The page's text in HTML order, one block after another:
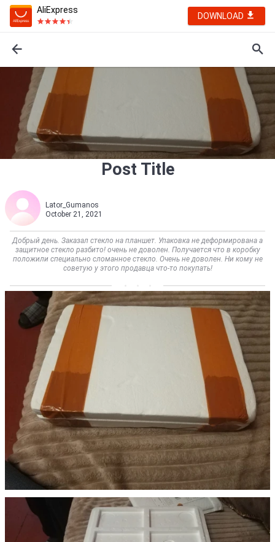
AliExpress
DOWNLOAD
Post Title
Lator_Gumanos
October 21, 2021
Добрый день. Заказал стекло на планшет. Упаковка не деформирована а
защитное стекло разбито! очень не доволен. Получается что в коробку
положили специально сломанное стекло. Очень не доволен. Ни кому не
советую у этого продавца что-то покупать!